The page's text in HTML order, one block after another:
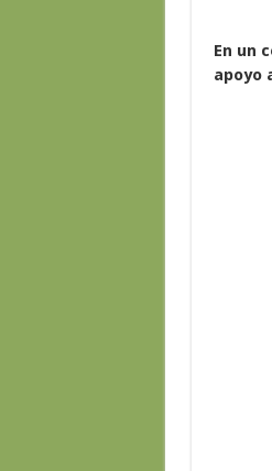
En un
apoyo